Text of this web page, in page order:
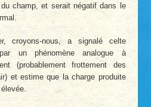
champ, et serait négatif dans le
croyons-nous, a signalé celte
un phénomène analogue à
(probablement frottement des
et estime que la charge produite